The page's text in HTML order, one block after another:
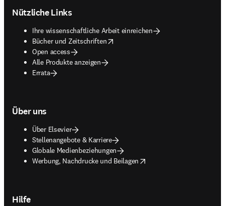
Nützliche Links
Ihre wissenschaftliche Arbeit einreichen
Bücher und Zeitschriften
opens in new tab/window
Open access
Alle Produkte anzeigen
Errata
Über uns
Über Elsevier
Stellenangebote & Karriere
Globale Medienbeziehungen
Werbung, Nachdrucke und Beilagen
opens in new tab/window
Hilfe